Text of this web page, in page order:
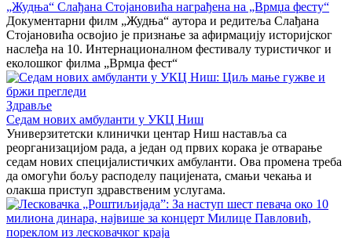
„Жудња“ Слађана Стојановића награђена на „Врмџа фесту“
Документарни филм „Жудња“ аутора и редитеља Слађана
Стојановића освојио је признање за афирмацију историјског
наслеђа на 10. Интернационалном фестивалу туристичког и
еколошког филма „Врмџа фест“
Здравље
Седам нових амбуланти у УКЦ Ниш
Универзитетски клинички центар Ниш наставља са
реорганизацијом рада, а један од првих корака је отварање
седам нових специјалистичких амбуланти. Ова промена треба
да омогући бољу расподелу пацијената, смањи чекања и
олакша приступ здравственим услугама.